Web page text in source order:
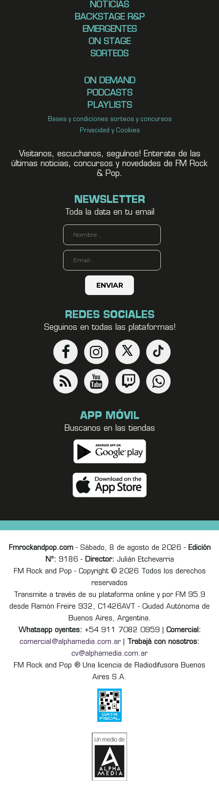
NOTICIAS
BACKSTAGE R&P
EMERGENTES
ON STAGE
SORTEOS
ON DEMAND
PODCASTS
PLAYLISTS
Bases y condiciones sorteos y concursos
Privacidad y Cookies
Visitanos, escuchanos, seguínos! Enterate de las
últimas noticias, concursos y novedades de FM Rock
& Pop.
NEWSLETTER
Toda la data en tu email
REDES SOCIALES
Seguinos en todas las plataformas!
APP MÓVIL
Buscanos en las tiendas
Fmrockandpop.com- Sábado, 8 de agosto de 2026 - Edición
Nº: 9186 - Director: Julián Etchevarria
FM Rock and Pop - Copyright © 2026 Todos los derechos
reservados
Transmite a través de su plataforma online y por FM 95.9
desde Ramón Freire 932, C1426AVT - Ciudad Autónoma de
Buenos Aires, Argentina.
Whatsapp oyentes: +54 911 7082 0959 | Comercial:
comercial@alphamedia.com.ar
Trabajá con nosotros:
cv@alphamedia.com.ar
FM Rock and Pop ® Una licencia de Radiodifusora Buenos
Aires S.A.